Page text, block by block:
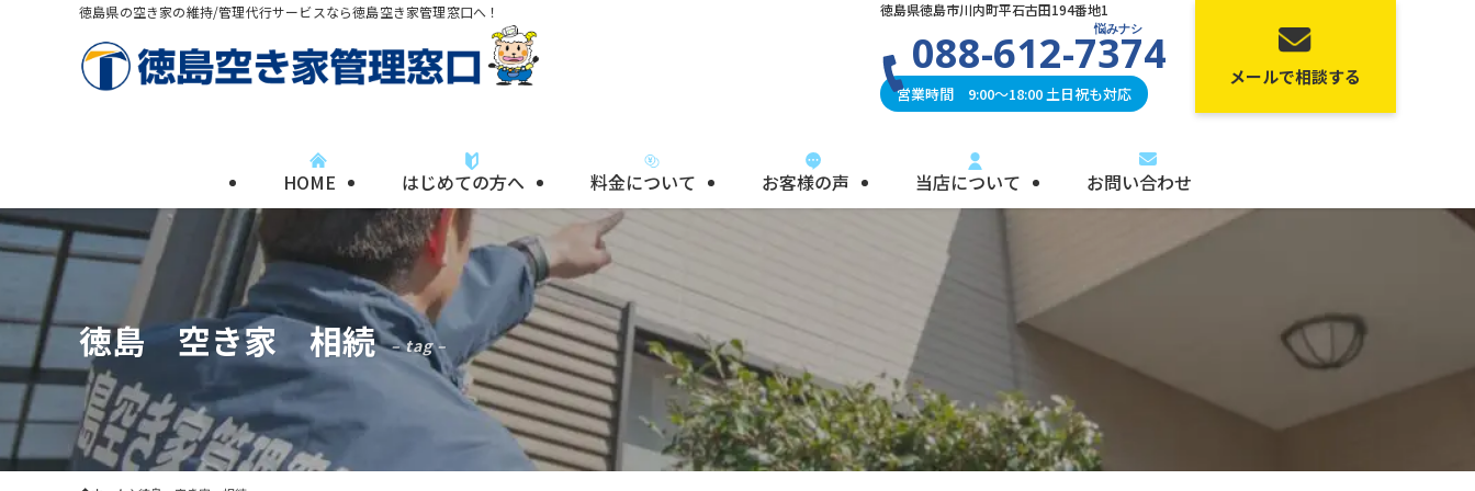
徳島県の空き家の維持/管理代行サービスなら徳島空き家管理窓口へ！
HOME はじめての方へ 料金について お客様の声 当店について お問い合わせ
徳島県徳島市川内町平石古田194番地1
悩みナシ
088-612-7374
営業時間 9:00〜18:00 土日祝も対応
メールで相談する
徳島 空き家 相続 – tag –